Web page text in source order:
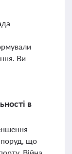
Ви
в
що